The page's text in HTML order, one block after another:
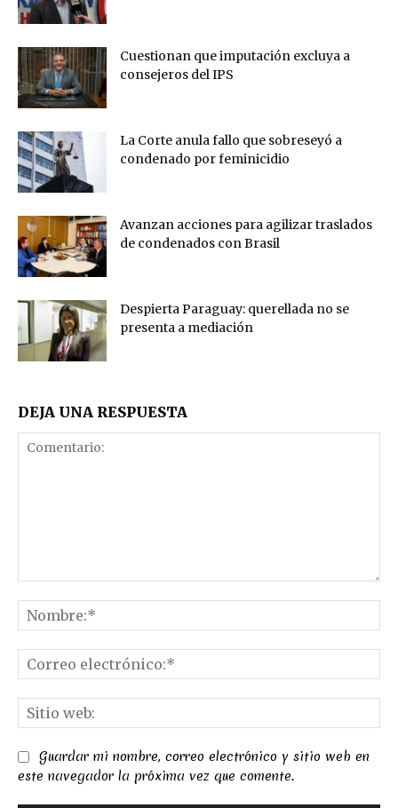
Cuestionan que imputación excluya a
consejeros del IPS
La Corte anula fallo que sobreseyó a
condenado por feminicidio
Avanzan acciones para agilizar traslados
de condenados con Brasil
Despierta Paraguay: querellada no se
presenta a mediación
DEJA UNA RESPUESTA
Guardar mi nombre, correo electrónico y sitio web en
este navegador la próxima vez que comente.